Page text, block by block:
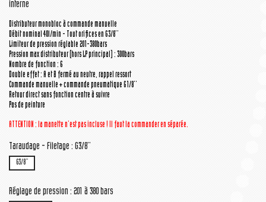
interne
Distributeur monobloc à commande manuelle
Débit nominal 40l/min - Tout orifices en G3/8''
Limiteur de pression réglable 201-380bars
Pression max distributeur (hors LP principal) : 300bars
Nombre de fonction : 6
Double effet : A et B fermé au neutre, rappel ressort
Commande manuelle + commande pneumatique G1/8''
Retour direct sans fonction centre à suivre
Pas de peinture
ATTENTION : la manette n'est pas incluse ! Il faut la commander en séparée.
Taraudage - Filetage : G3/8''
G3/8''
Réglage de pression : 201 à 380 bars